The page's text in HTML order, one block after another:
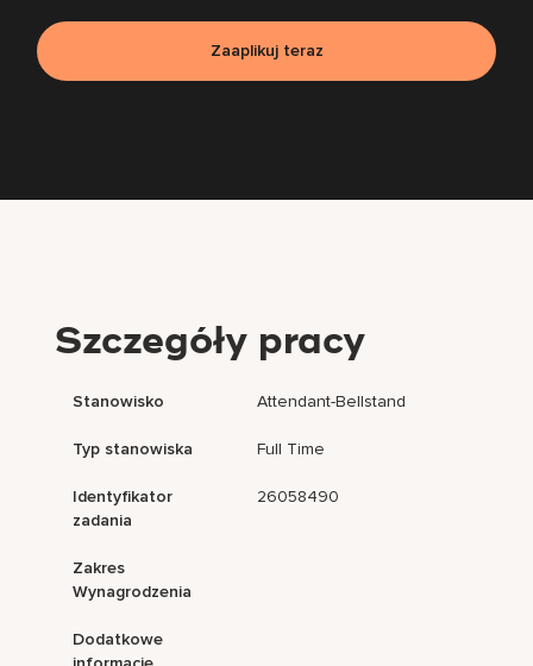
Zaaplikuj teraz
Szczegóły pracy
Stanowisko Attendant-Bellstand
Typ stanowiska Full Time
Identyfikator
zadania
26058490
Zakres
Wynagrodzenia
Dodatkowe